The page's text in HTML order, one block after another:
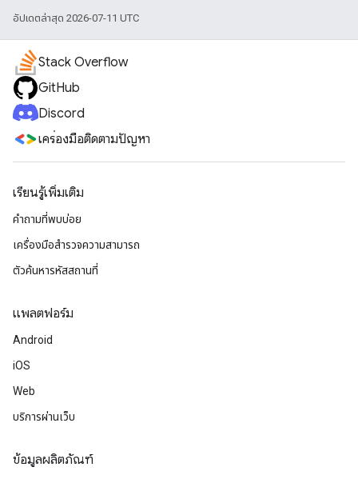
อัปเดตล่าสุด 2026-07-11 UTC
Stack Overflow
GitHub
Discord
เครื่องมือติดตามปัญหา
เรียนรู้เพิ่มเติม
คำถามที่พบบ่อย
เครื่องมือสำรวจความสามารถ
ตัวค้นหารหัสสถานที่
แพลตฟอร์ม
Android
iOS
Web
บริการผ่านเว็บ
ข้อมูลผลิตภัณฑ์